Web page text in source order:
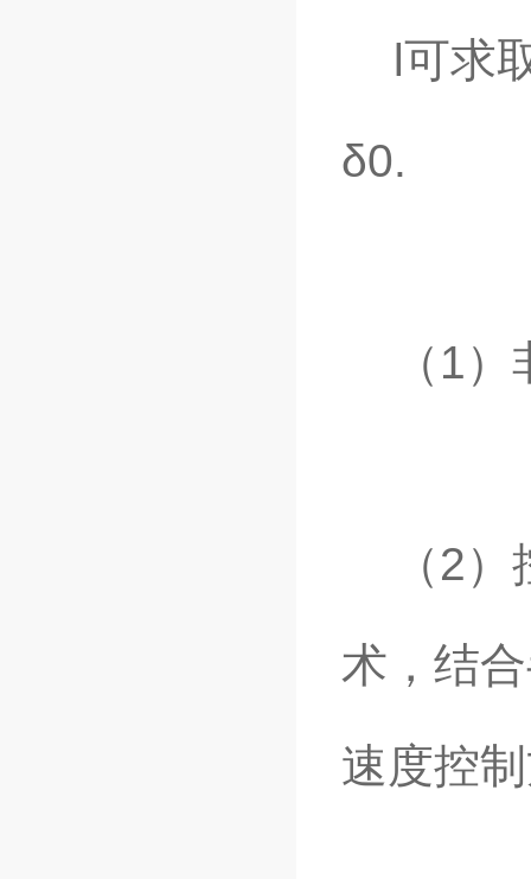
l可求
δ0.
（1）
（2）
术，结
速度控